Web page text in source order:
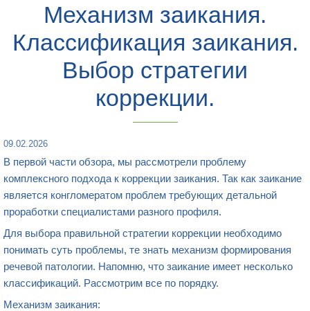
Механизм заикания.
Классификация заикания.
Выбор стратегии
коррекции.
09.02.2026
В первой части обзора, мы рассмотрели проблему
комплексного подхода к коррекции заикания. Так как заикание
является конгломератом проблем требующих детальной
проработки специалистами разного профиля.
Для выбора правильной стратегии коррекции необходимо
понимать суть проблемы, те знать механизм формирования
речевой патологии. Напомню, что заикание имеет несколько
классификаций. Рассмотрим все по порядку.
Механизм заикания: